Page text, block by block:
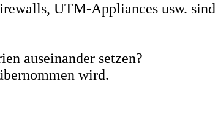
UTM-Appliances usw.
auseinander setzen?
wird.